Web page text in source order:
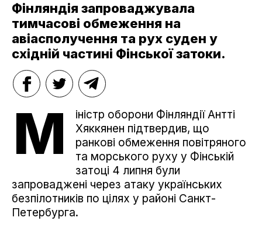
Фінляндія запроваджувала
тимчасові обмеження на
авіасполучення та рух суден у
східній частині Фінської затоки.
М
іністр оборони Фінляндії Антті
Хяккянен підтвердив, що
ранкові обмеження повітряного
та морського руху у Фінській
затоці 4 липня були
запроваджені через атаку українських
безпілотників по цілях у районі Санкт-
Петербурга.